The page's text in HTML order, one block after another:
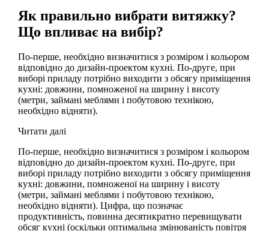
Як правильно вибрати витяжку?
Що впливає на вибір?
По-перше, необхідно визначитися з розміром і кольором
відповідно до дизайн-проектом кухні. По-друге, при
виборі приладу потрібно виходити з обсягу приміщення
кухні: довжини, помноженої на ширину і висоту
(метри, займані меблями і побутовою технікою,
необхідно відняти).
Читати далі
По-перше, необхідно визначитися з розміром і кольором
відповідно до дизайн-проектом кухні. По-друге, при
виборі приладу потрібно виходити з обсягу приміщення
кухні: довжини, помноженої на ширину і висоту
(метри, займані меблями і побутовою технікою,
необхідно відняти). Цифра, що позначає
продуктивність, повинна десятикратно перевищувати
обсяг кухні (оскільки оптимальна змінюваність повітря